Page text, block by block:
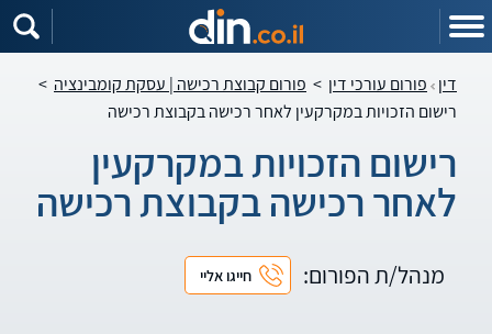
דין פורום עורכי דין > פורום קבוצת רכישה | עסקת קומבינציה >
רישום הזכויות במקרקעין לאחר רכישה בקבוצת רכישה
רישום הזכויות במקרקעין
לאחר רכישה בקבוצת רכישה
מנהל/ת הפורום: חייגו אליי